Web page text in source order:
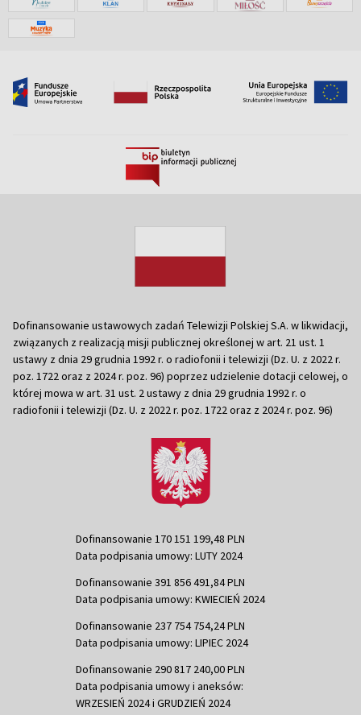
Dofinansowanie ustawowych zadań Telewizji Polskiej S.A. w likwidacji,
związanych z realizacją misji publicznej określonej w art. 21 ust. 1
ustawy z dnia 29 grudnia 1992 r. o radiofonii i telewizji (Dz. U. z 2022 r.
poz. 1722 oraz z 2024 r. poz. 96) poprzez udzielenie dotacji celowej, o
której mowa w art. 31 ust. 2 ustawy z dnia 29 grudnia 1992 r. o
radiofonii i telewizji (Dz. U. z 2022 r. poz. 1722 oraz z 2024 r. poz. 96)
Dofinansowanie 170 151 199,48 PLN
Data podpisania umowy: LUTY 2024
Dofinansowanie 391 856 491,84 PLN
Data podpisania umowy: KWIECIEŃ 2024
Dofinansowanie 237 754 754,24 PLN
Data podpisania umowy: LIPIEC 2024
Dofinansowanie 290 817 240,00 PLN
Data podpisania umowy i aneksów:
WRZESIEŃ 2024 i GRUDZIEŃ 2024